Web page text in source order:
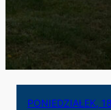
PONIEDZIAŁEK,